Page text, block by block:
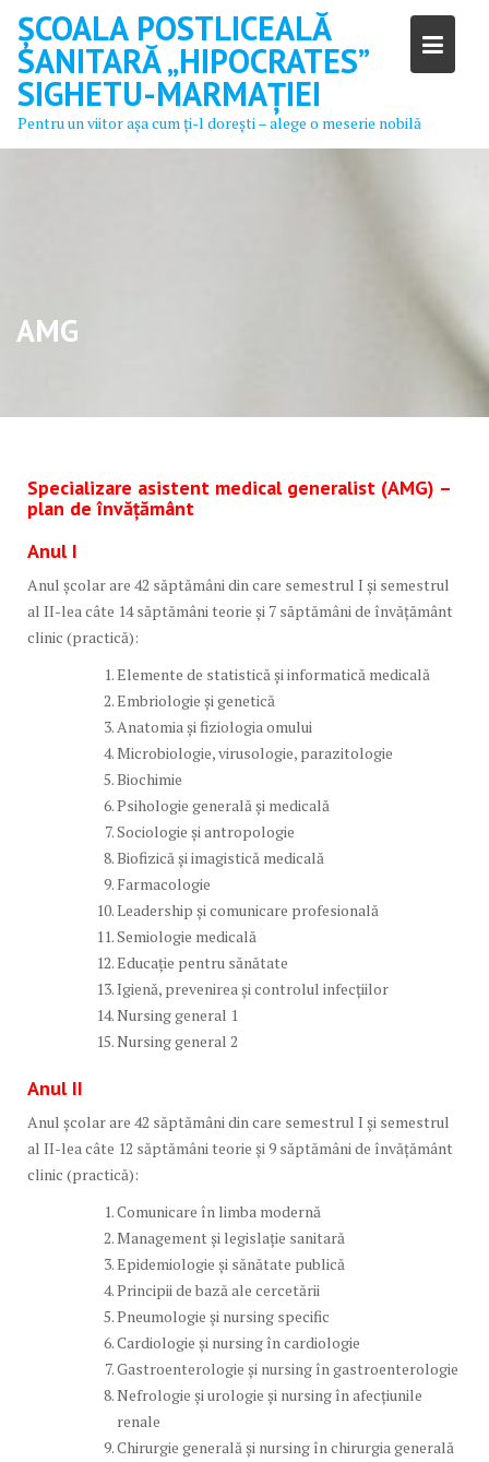
Skip
content
ȘCOALA POSTLICEALĂ
SANITARĂ „HIPOCRATES”
SIGHETU-MARMAȚIEI
Pentru un viitor aşa cum ţi-l doreşti – alege o meserie nobilă
AMG
Specializare asistent medical generalist (AMG) –
plan de învăţământ
Anul I
Anul școlar are 42 săptămâni din care semestrul I şi semestrul
al II-lea câte 14 săptămâni teorie și 7 săptămâni de învăţământ
clinic (practică):
Elemente de statistică și informatică medicală
Embriologie și genetică
Anatomia și fiziologia omului
Microbiologie, virusologie, parazitologie
Biochimie
Psihologie generală şi medicală
Sociologie şi antropologie
Biofizică și imagistică medicală
Farmacologie
Leadership și comunicare profesională
Semiologie medicală
Educație pentru sănătate
Igienă, prevenirea și controlul infecțiilor
Nursing general 1
Nursing general 2
Anul II
Anul școlar are 42 săptămâni din care semestrul I şi semestrul
al II-lea câte 12 săptămâni teorie și 9 săptămâni de învăţământ
clinic (practică):
Comunicare în limba modernă
Management și legislație sanitară
Epidemiologie și sănătate publică
Principii de bază ale cercetării
Pneumologie și nursing specific
Cardiologie și nursing în cardiologie
Gastroenterologie și nursing în gastroenterologie
Nefrologie și urologie și nursing în afecțiunile
renale
Chirurgie generală și nursing în chirurgia generală